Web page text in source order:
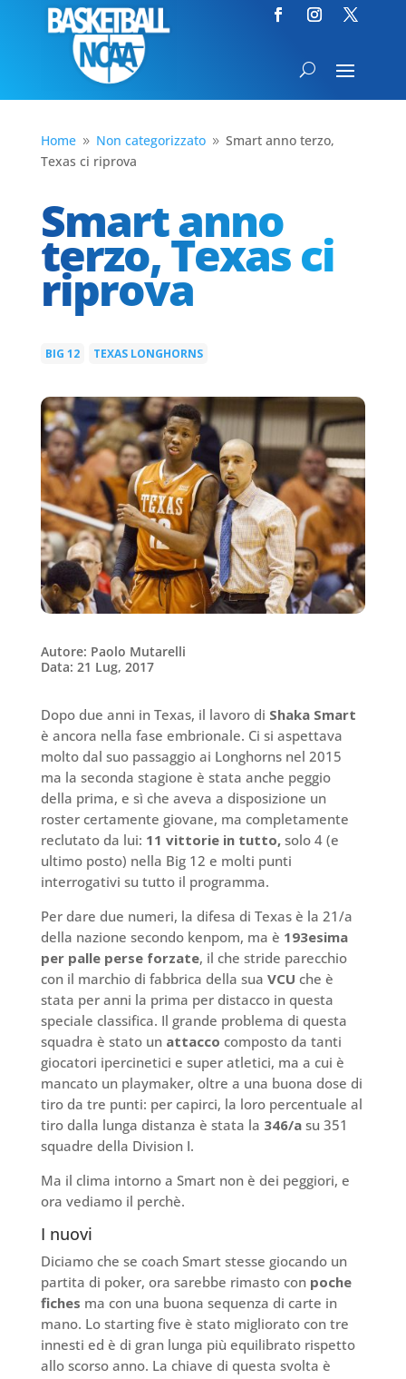
Home 9 Non categorizzato 9 Smart anno terzo,
Texas ci riprova
Smart anno
terzo, Texas ci
riprova
BIG 12 TEXAS LONGHORNS
Autore: Paolo Mutarelli
Data: 21 Lug, 2017
Dopo due anni in Texas, il lavoro di Shaka Smart
è ancora nella fase embrionale. Ci si aspettava
molto dal suo passaggio ai Longhorns nel 2015
ma la seconda stagione è stata anche peggio
della prima, e sì che aveva a disposizione un
roster certamente giovane, ma completamente
reclutato da lui: 11 vittorie in tutto,solo 4 (e
ultimo posto) nella Big 12 e molti punti
interrogativi su tutto il programma.
Per dare due numeri, la difesa di Texas è la 21/a
della nazione secondo kenpom, ma è 193esima
per palle perse forzate, il che stride parecchio
con il marchio di fabbrica della sua VCU che è
stata per anni la prima per distacco in questa
speciale classifica. Il grande problema di questa
squadra è stato unattacco composto da tanti
giocatori ipercinetici e super atletici, ma a cui è
mancato un playmaker, oltre a una buona dose di
tiro da tre punti: per capirci, la loro percentuale al
tiro dalla lunga distanza è stata la 346/asu 351
squadre della Division I.
Ma il clima intorno a Smart non è dei peggiori, e
ora vediamo il perchè.
I nuovi
Diciamo che se coach Smart stesse giocando un
partita di poker, ora sarebbe rimasto con poche
fiches ma con una buona sequenza di carte in
mano. Lo starting five è stato migliorato con tre
innesti ed è di gran lunga più equilibrato rispetto
allo scorso anno. La chiave di questa svolta è